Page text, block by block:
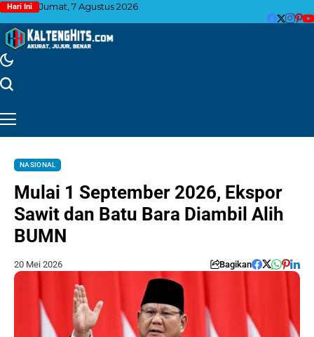
Hari Ini Jumat, 7 Agustus 2026
NASIONAL
Mulai 1 September 2026, Ekspor
Sawit dan Batu Bara Diambil Alih
BUMN
20 Mei 2026 Bagikan